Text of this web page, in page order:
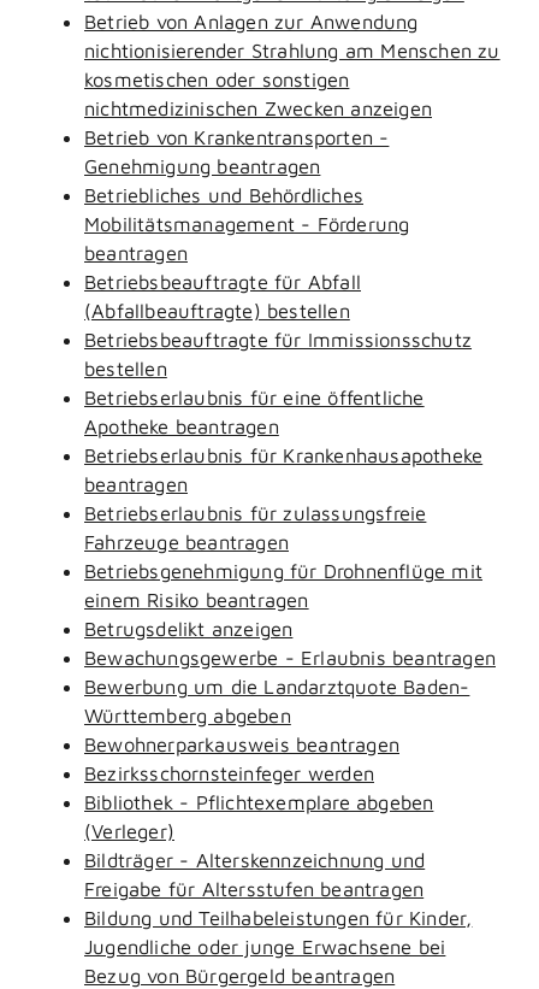
Betrieb von Anlagen zur Anwendung
nichtionisierender Strahlung am Menschen zu
kosmetischen oder sonstigen
nichtmedizinischen Zwecken anzeigen
Betrieb von Krankentransporten -
Genehmigung beantragen
Betriebliches und Behördliches
Mobilitätsmanagement - Förderung
beantragen
Betriebsbeauftragte für Abfall
(Abfallbeauftragte) bestellen
Betriebsbeauftragte für Immissionsschutz
bestellen
Betriebserlaubnis für eine öffentliche
Apotheke beantragen
Betriebserlaubnis für Krankenhausapotheke
beantragen
Betriebserlaubnis für zulassungsfreie
Fahrzeuge beantragen
Betriebsgenehmigung für Drohnenflüge mit
einem Risiko beantragen
Betrugsdelikt anzeigen
Bewachungsgewerbe - Erlaubnis beantragen
Bewerbung um die Landarztquote Baden-
Württemberg abgeben
Bewohnerparkausweis beantragen
Bezirksschornsteinfeger werden
Bibliothek - Pflichtexemplare abgeben
(Verleger)
Bildträger - Alterskennzeichnung und
Freigabe für Altersstufen beantragen
Bildung und Teilhabeleistungen für Kinder,
Jugendliche oder junge Erwachsene bei
Bezug von Bürgergeld beantragen